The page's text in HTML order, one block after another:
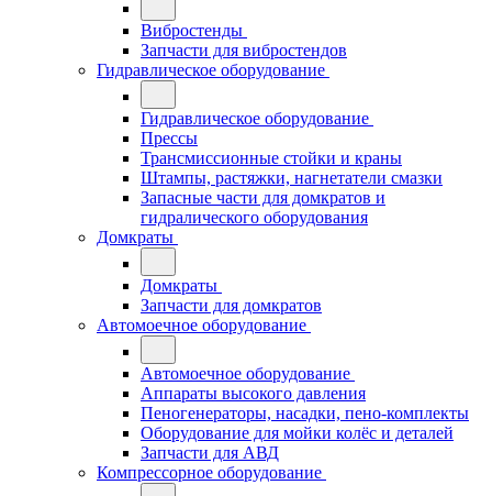
Вибростенды
Запчасти для вибростендов
Гидравлическое оборудование
Гидравлическое оборудование
Прессы
Трансмиссионные стойки и краны
Штампы, растяжки, нагнетатели смазки
Запасные части для домкратов и
гидралического оборудования
Домкраты
Домкраты
Запчасти для домкратов
Автомоечное оборудование
Автомоечное оборудование
Аппараты высокого давления
Пеногенераторы, насадки, пено-комплекты
Оборудование для мойки колёс и деталей
Запчасти для АВД
Компрессорное оборудование